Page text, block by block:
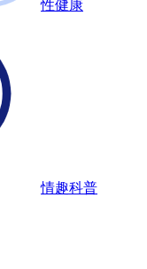
性健康
情趣科普